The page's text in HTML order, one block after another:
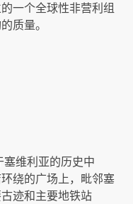
一个全球性非营利组
质量。
维利亚的历史中
绕的广场上，毗邻塞
迹和主要地铁站